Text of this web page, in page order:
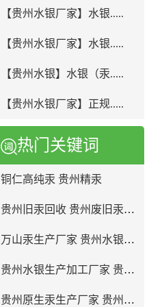
【贵州水银厂家】水银.....
【贵州水银厂家】水银.....
【贵州水银】水银（汞.....
【贵州水银厂家】正规.....
热门关键词
铜仁高纯汞 贵州精汞
贵州旧汞回收 贵州废旧汞回收
万山汞生产厂家 贵州水银回收
贵州水银生产加工厂家 贵州水银提纯
贵州原生汞生产厂家 贵州液态水银